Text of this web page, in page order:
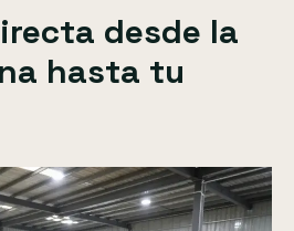
desde la
hasta tu